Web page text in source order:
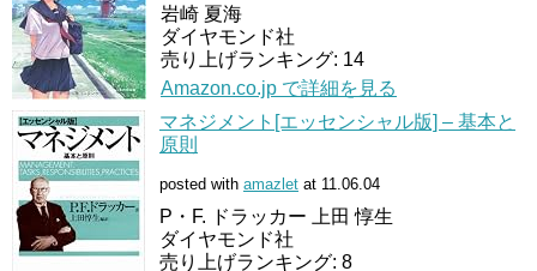
岩崎 夏海
ダイヤモンド社
売り上げランキング: 14
Amazon.co.jp で詳細を見る
マネジメント[エッセンシャル版] – 基本と
原則
posted with amazlet at 11.06.04
P・F. ドラッカー 上田 惇生
ダイヤモンド社
売り上げランキング: 8